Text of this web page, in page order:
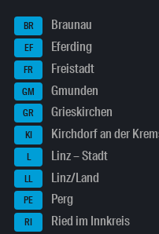
BR Braunau
EF Eferding
FR Freistadt
GM Gmunden
GR Grieskirchen
KI Kirchdorf an der
L Linz – Stadt
LL Linz/Land
PE Perg
RI Ried im Innkreis